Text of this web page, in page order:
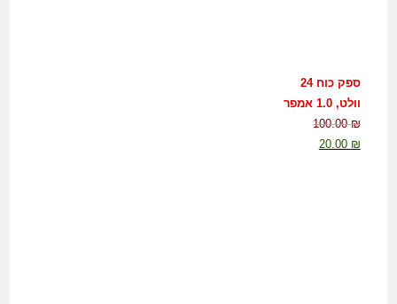
ספק כוח 24
וולט, 1.0 אמפר
100.00₪
20.00 ₪